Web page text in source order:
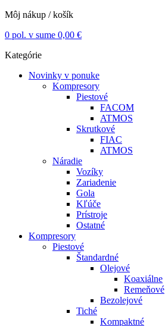
Môj nákup / košík
0 pol. v sume 0,00 €
Kategórie
Novinky v ponuke
Kompresory
Piestové
FACOM
ATMOS
Skrutkové
FIAC
ATMOS
Náradie
Vozíky
Zariadenie
Gola
Kľúče
Prístroje
Ostatné
Kompresory
Piestové
Štandardné
Olejové
Koaxiálne
Remeňové
Bezolejové
Tiché
Kompaktné